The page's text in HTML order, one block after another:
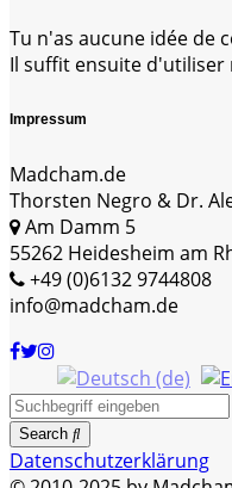
Tu n'as aucune idée de
Il suffit ensuite d'utiliser
Impressum
Madcham.de
Thorsten Negro & Dr.
Am Damm 5
55262 Heidesheim am
+49 (0)6132 9744808
info@madcham.de
Search
Datenschutzerklärung